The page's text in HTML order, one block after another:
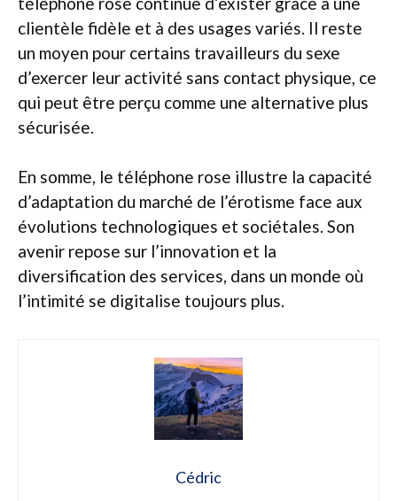
clientèle fidèle et à des usages variés. Il reste
un moyen pour certains travailleurs du sexe
d’exercer leur activité sans contact physique, ce
qui peut être perçu comme une alternative plus
sécurisée.
En somme, le téléphone rose illustre la capacité
d’adaptation du marché de l’érotisme face aux
évolutions technologiques et sociétales. Son
avenir repose sur l’innovation et la
diversification des services, dans un monde où
l’intimité se digitalise toujours plus.
Cédric